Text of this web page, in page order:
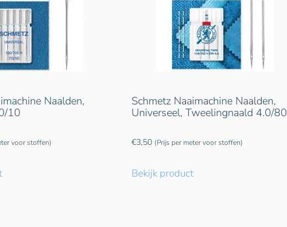
Naalden,
10
voor stoffen)
Schmetz Naaimachine Naalden,
Universeel, Tweelingnaald 4.0/80
€3,50 (Prijs per meter voor stoffen)
Bekijk product